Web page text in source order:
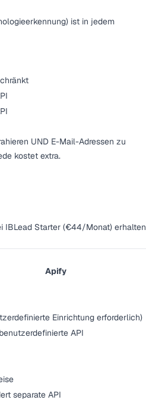
ist in jedem
UND E-Mail-Adressen zu
kostet extra.
IBLead Starter (€44/Monat) erhalten
Apify
Einrichtung erforderlich)
API
separate API